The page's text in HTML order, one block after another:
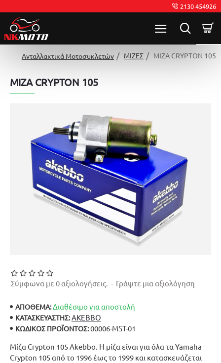
2130 454926
Ανταλλακτικά Μοτοσυκλετών ΜΙΖΕΣ ΜΙΖΑ CRYPTON 105
ΜΙΖΑ CRYPTON 105
Μίζα Crypton 105 Akebbo. Η μίζα είναι για όλα τα Yamaha
Crypton 105 από το 1996 έως το 1999 και κατασκευάζεται
ΑΠΟΘΕΜΑ:Διαθέσιμο για αποστολή
ΚΑΤΑΣΚΕΥΑΣΤΉΣ:AKEBBO
ΚΩΔΙΚΌΣ ΠΡΟΪΌΝΤΟΣ:00006-MST-01
Σύμφωνα με 0 αξιολογήσεις. - Γράψτε μια αξιολόγηση